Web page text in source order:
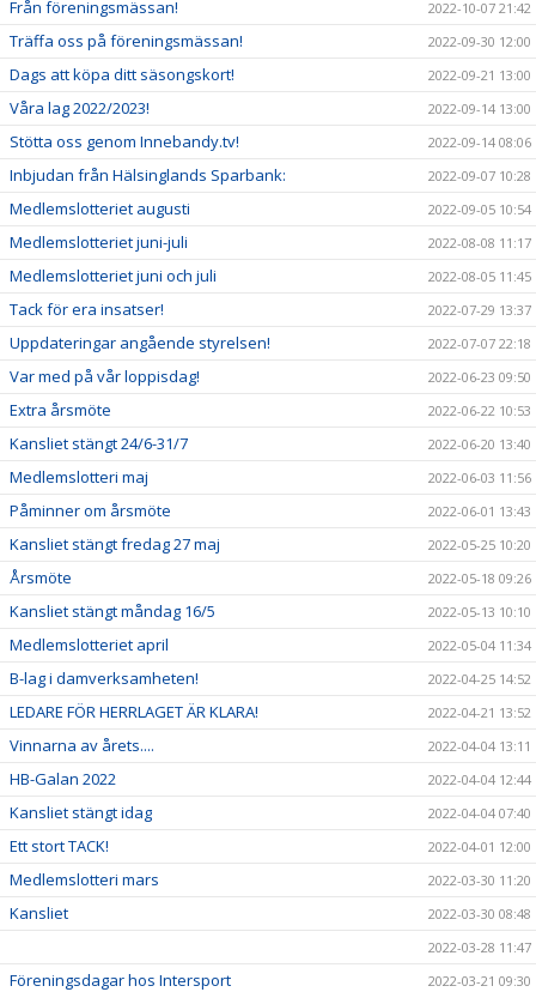
Från föreningsmässan! 2022-10-07 21:42
Träffa oss på föreningsmässan! 2022-09-30 12:00
Dags att köpa ditt säsongskort! 2022-09-21 13:00
Våra lag 2022/2023! 2022-09-14 13:00
Stötta oss genom Innebandy.tv! 2022-09-14 08:06
Inbjudan från Hälsinglands Sparbank: 2022-09-07 10:28
Medlemslotteriet augusti 2022-09-05 10:54
Medlemslotteriet juni-juli 2022-08-08 11:17
Medlemslotteriet juni och juli 2022-08-05 11:45
Tack för era insatser! 2022-07-29 13:37
Uppdateringar angående styrelsen! 2022-07-07 22:18
Var med på vår loppisdag! 2022-06-23 09:50
Extra årsmöte 2022-06-22 10:53
Kansliet stängt 24/6-31/7 2022-06-20 13:40
Medlemslotteri maj 2022-06-03 11:56
Påminner om årsmöte 2022-06-01 13:43
Kansliet stängt fredag 27 maj 2022-05-25 10:20
Årsmöte 2022-05-18 09:26
Kansliet stängt måndag 16/5 2022-05-13 10:10
Medlemslotteriet april 2022-05-04 11:34
B-lag i damverksamheten! 2022-04-25 14:52
LEDARE FÖR HERRLAGET ÄR KLARA! 2022-04-21 13:52
Vinnarna av årets.... 2022-04-04 13:11
HB-Galan 2022 2022-04-04 12:44
Kansliet stängt idag 2022-04-04 07:40
Ett stort TACK! 2022-04-01 12:00
Medlemslotteri mars 2022-03-30 11:20
Kansliet
2022-03-30 08:48
2022-03-28 11:47
Föreningsdagar hos Intersport 2022-03-21 09:30